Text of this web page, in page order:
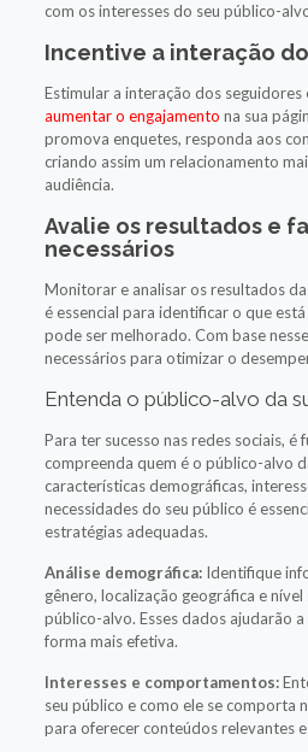
com os interesses do seu público-
Incentive a interação
Estimular a interação dos seguidores
aumentar o engajamento na sua
promova enquetes, responda aos
criando assim um relacionamento
audiência.
Avalie os resultados e
necessários
Monitorar e analisar os resultados
é essencial para identificar o que
pode ser melhorado. Com base
necessários para otimizar o
Entenda o público-alvo da
Para ter sucesso nas redes sociais, é
compreenda quem é o público-alvo
características demográficas,
necessidades do seu público é
estratégias adequadas.
Análise demográfica:Identifique
gênero, localização geográfica e
público-alvo. Esses dados ajudarão
forma mais efetiva.
Interesses e comportamentos:
seu público e como ele se comporta
para oferecer conteúdos relevantes